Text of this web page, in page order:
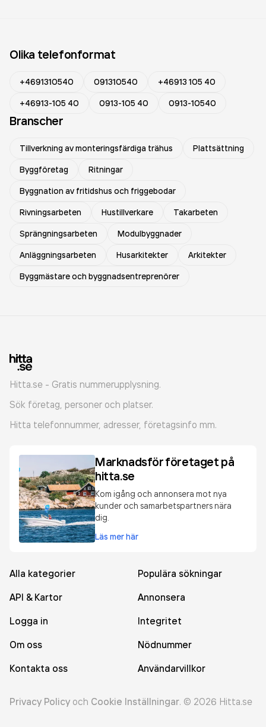
Olika telefonformat
+4691310540 091310540
+46913 105 40
+46913-105 40
0913-105 40 0913-10540
Branscher
Tillverkning av monteringsfärdiga trähus
Plattsättning
Byggföretag
Ritningar
Byggnation av fritidshus och friggebodar
Rivningsarbeten
Hustillverkare
Takarbeten
Sprängningsarbeten
Modulbyggnader
Anläggningsarbeten
Husarkitekter
Arkitekter
Byggmästare och byggnadsentreprenörer
Hitta.se - Gratis nummerupplysning.
Sök företag, personer och platser.
Hitta telefonnummer, adresser, företagsinfo mm.
Marknadsför företaget på
hitta.se
Kom igång och annonsera mot nya
kunder och samarbetspartners nära
dig.
Läs mer här
Alla kategorier
Populära sökningar
API & Kartor
Annonsera
Logga in
Integritet
Om oss
Nödnummer
Kontakta oss
Användarvillkor
Privacy Policy och Cookie Inställningar. © 2026 Hitta.se